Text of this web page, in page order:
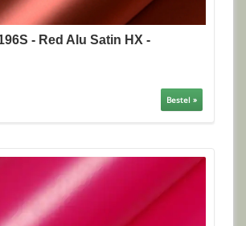
- Red Alu Satin HX -
Bestel »